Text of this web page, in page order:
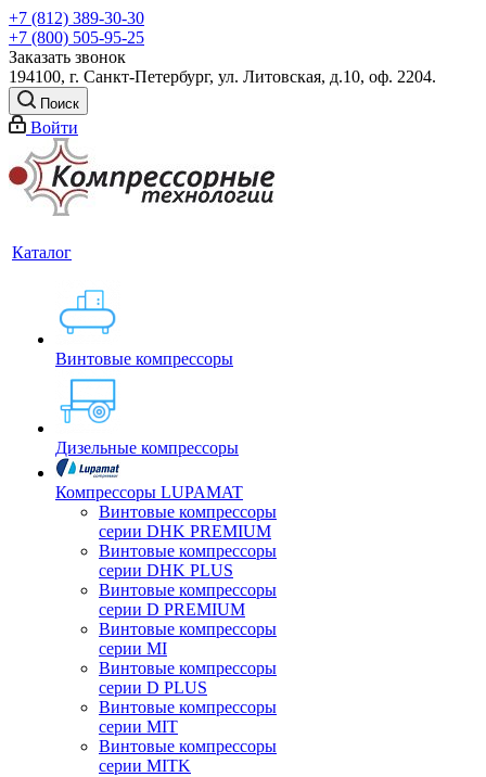
+7 (812) 389-30-30
+7 (800) 505-95-25
Заказать звонок
194100, г. Санкт-Петербург, ул. Литовская, д.10, оф. 2204.
Поиск
Войти
Каталог
Винтовые компрессоры
Дизельные компрессоры
Компрессоры LUPAMAT
Винтовые компрессоры
серии DHK PREMIUM
Винтовые компрессоры
серии DHK PLUS
Винтовые компрессоры
серии D PREMIUM
Винтовые компрессоры
серии MI
Винтовые компрессоры
серии D PLUS
Винтовые компрессоры
серии MIT
Винтовые компрессоры
серии MITK